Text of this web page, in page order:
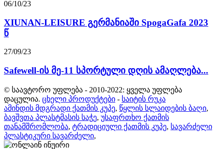
06/10/23
XIUNAN-LEISURE გერმანიაში SpogaGafa 2023
წ
27/09/23
Safewell-ის მე-11 სპორტული დღის ამაღლება...
© საავტორო უფლება - 2010-2022: ყველა უფლება
დაცულია. ცხელი პროდუქტები - საიტის რუკა
ამინდის მდგრადი ქათმის კუპე, წყლის სლაიდების ბაღი,
ბავშვთა პლასტმასის საჭე, უსაფრთხო ქათმის
თანამშრომლობა, ტრადიციული ქათმის კუპე, სავარძელი
პლასტიკური სავარძელი,